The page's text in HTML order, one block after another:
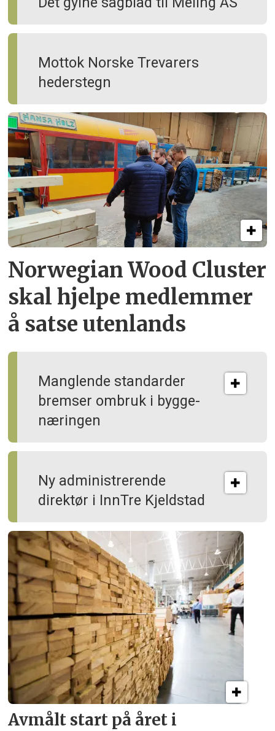
Mottok Norske Trevarers
hederstegn
Norwegian Wood Cluster
skal hjelpe medlemmer
å satse utenlands
Manglende standarder
bremser ombruk i bygge­
næringen
Ny administrerende
direktør i InnTre Kjeldstad
Avmålt start på året i